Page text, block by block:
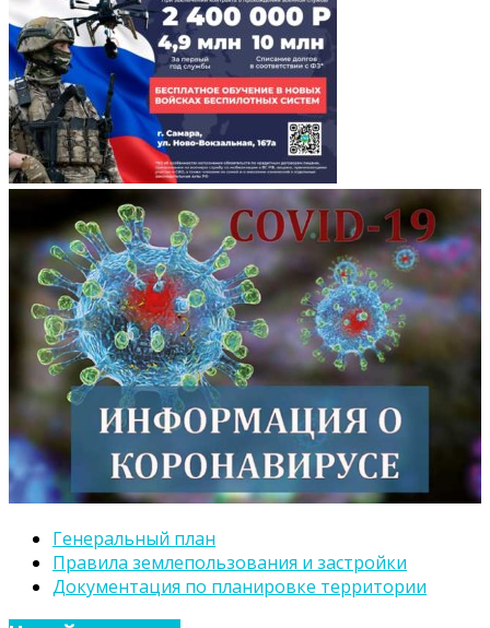
Генеральный план
Правила землепользования и застройки
Документация по планировке территории